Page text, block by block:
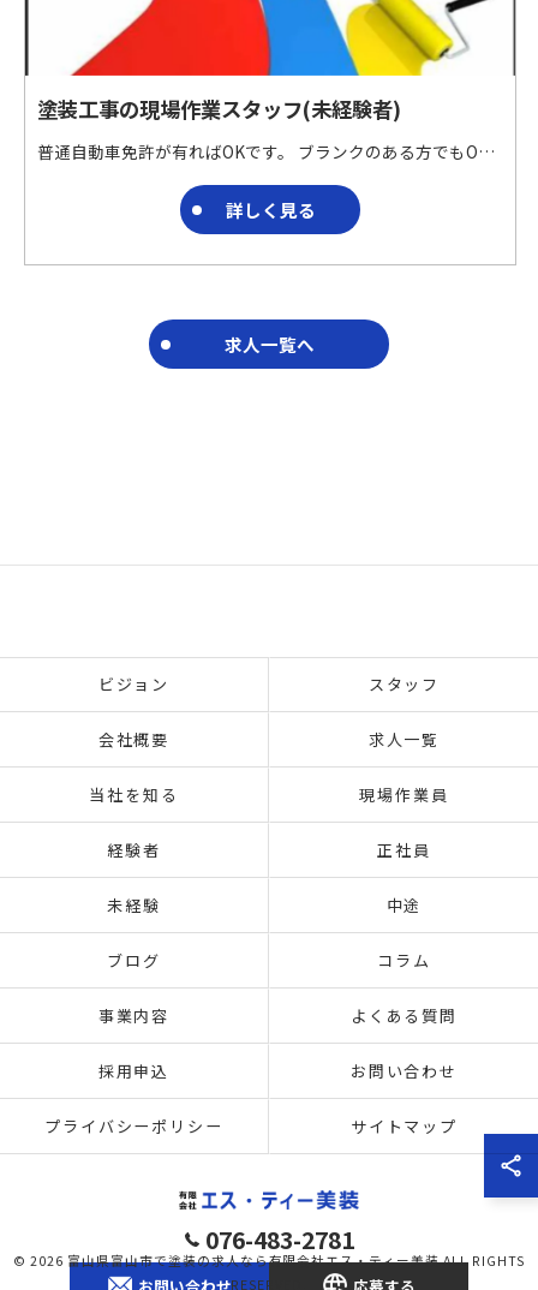
塗装工事の現場作業スタッフ(未経験者)
普通自動車免許が有ればOKです。 ブランクのある方でもOKです。 未経験の方、安心してスタートできます。 建物の床面加工および仕上げ工事や防水工事を行う会社です。 特殊材料を用いた床面加工および仕上げ工事や防水工事を請け負っています。
詳しく見る
求人一覧へ
076-483-2781
ビジョン スタッフ
会社概要 求人一覧
当社を知る 現場作業員
経験者 正社員
未経験 中途
ブログ コラム
事業内容 よくある質問
採用申込 お問い合わせ
プライバシーポリシー サイトマップ
© 2026 富山県富山市で塗装の求人なら有限会社エス・ティー美装 ALL RIGHTS
RESERVED.